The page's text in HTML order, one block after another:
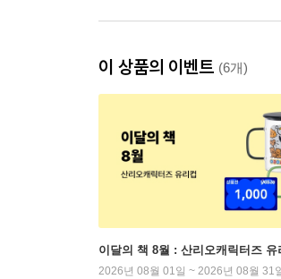
이 상품의 이벤트 (6개)
이달의 책 8월 : 산리오캐릭터즈 유
2026년 08월 01일 ~ 2026년 08월 31